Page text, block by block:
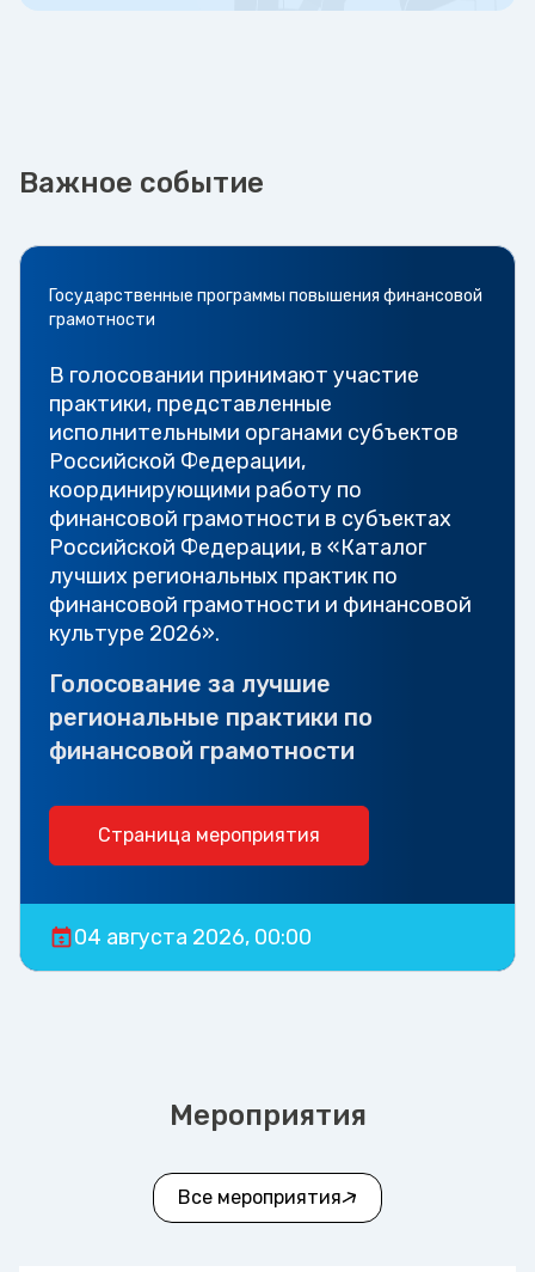
Важное событие
Государственные программы повышения финансовой
грамотности
В голосовании принимают участие
практики, представленные
исполнительными органами субъектов
Российской Федерации,
координирующими работу по
финансовой грамотности в субъектах
Российской Федерации, в «Каталог
лучших региональных практик по
финансовой грамотности и финансовой
культуре 2026».
Голосование за лучшие
региональные практики по
финансовой грамотности
Страница мероприятия
04 августа 2026, 00:00
Мероприятия
Все мероприятия